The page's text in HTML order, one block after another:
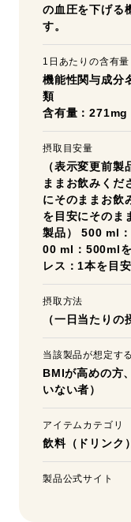
の血圧を下げる
す。
1日あたりの含有量
機能性関与成分
類
含有量：271mg
摂取目安量
（表示変更前
ままお飲みく
にそのままお飲
を目安にそのま
製品） 500 ml
00 ml：500ml
レス：1本を目
摂取方法
（一日当たりの
当該製品が想定す
BMIが高めの方
いない者）
アイテムカテゴリ
飲料（ドリンク）
製品公式サイト